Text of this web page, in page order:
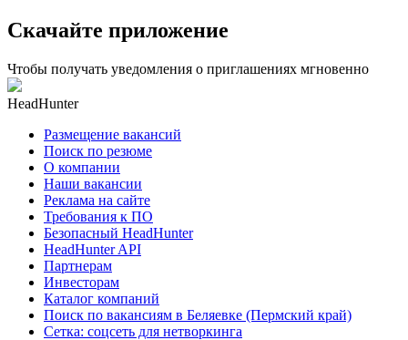
Скачайте приложение
Чтобы получать уведомления о приглашениях мгновенно
HeadHunter
Размещение вакансий
Поиск по резюме
О компании
Наши вакансии
Реклама на сайте
Требования к ПО
Безопасный HeadHunter
HeadHunter API
Партнерам
Инвесторам
Каталог компаний
Поиск по вакансиям в Беляевке (Пермский край)
Сетка: соцсеть для нетворкинга